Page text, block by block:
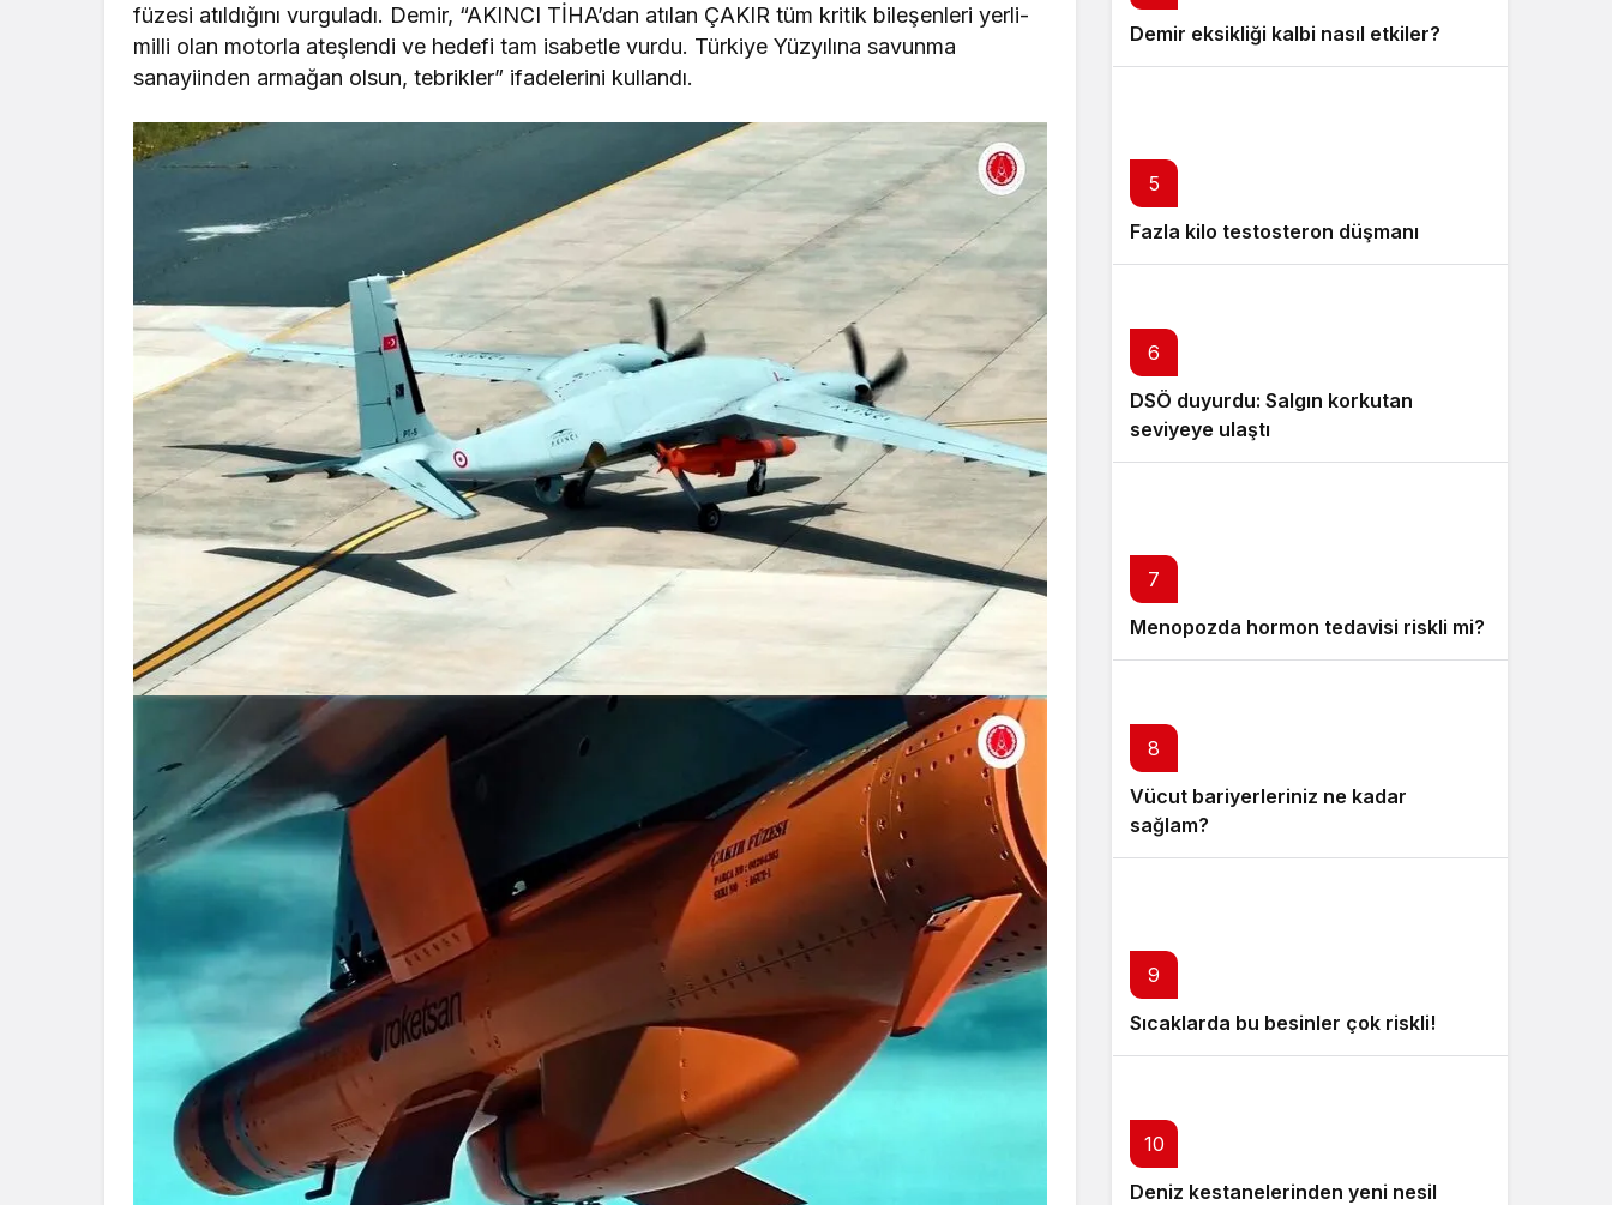
füzesi atıldığını vurguladı. Demir, “AKINCI TİHA’dan atılan ÇAKIR tüm kritik bileşenleri yerli-
milli olan motorla ateşlendi ve hedefi tam isabetle vurdu. Türkiye Yüzyılına savunma
sanayiinden armağan olsun, tebrikler” ifadelerini kullandı.
Demir eksikliği kalbi nasıl etkiler?
5
Fazla kilo testosteron düşmanı
6
DSÖ duyurdu: Salgın korkutan
seviyeye ulaştı
7
Menopozda hormon tedavisi riskli mi?
8
Vücut bariyerleriniz ne kadar
sağlam?
9
Sıcaklarda bu besinler çok riskli!
10
Deniz kestanelerinden yeni nesil